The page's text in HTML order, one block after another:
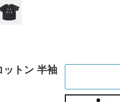
トン 半袖